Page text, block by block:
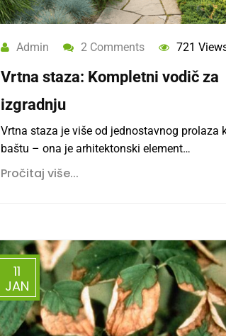
Admin 2 Comments 721
Vrtna staza: Kompletni vodič za
izgradnju
Vrtna staza je više od jednostavnog prolaza
baštu – ona je arhitektonski element…
Pročitaj više...
11
JAN